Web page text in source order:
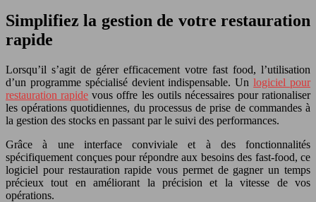
Simplifiez la gestion de votre restauration
rapide
Lorsqu’il s’agit de gérer efficacement votre fast food, l’utilisation
d’un programme spécialisé devient indispensable. Unlogiciel pour
restauration rapide vous offre les outils nécessaires pour rationaliser
les opérations quotidiennes, du processus de prise de commandes à
la gestion des stocks en passant par le suivi des performances.
Grâce à une interface conviviale et à des fonctionnalités
spécifiquement conçues pour répondre aux besoins des fast-food, ce
logiciel pour restauration rapide vous permet de gagner un temps
précieux tout en améliorant la précision et la vitesse de vos
opérations.